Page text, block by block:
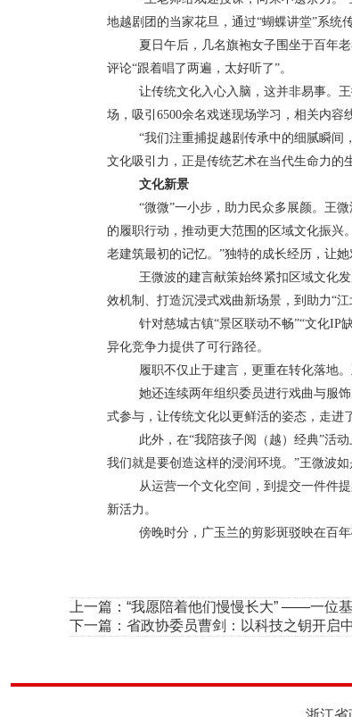
地越剧团的当家花旦，通过“蝴蝶讲堂”系统
夏日午后，几名旗袍女子围坐于百年
评论“跟着唱了两遍，太好听了”。
让传统文化入心入脑，这并非易事。
场，吸引 6500余名戏迷现场学习，相关内容
“我们注重捕捉越剧传承中的细腻瞬间
文化吸引力，正是传统艺术在当代生命力的
文化新景
“微微”一小步，助力民众多展颜。王
的履职行动，推动更大范围的区域文化振兴
老建筑最初的记忆。”独特的成长经历，让
王微波的建言献策始终紧扣区域文化
效机制、打造沉浸式戏曲新场景，到助力“
针对慈城古镇“景区联动不畅”“文化IP
异化竞争力提供了可行路径。
履职不仅止于建言，更重在转化落地
她还连续两年组织委员进行戏曲与服饰
式参与，让传统文化以更鲜活的姿态，走进
此外，在“我陪孩子阅（越）经典”活
我们就是要创造这样的浸润环境。”王微波如
从运营一个文化空间，到提交一件件
新活力。
傍晚时分，广玉兰的剪影斑驳映在百
上一篇： “我愿陪着他们慢慢长大” ——一位
下一篇： 省政协委员曹剑：以科技之钥开启